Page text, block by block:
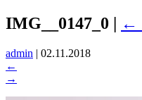
IMG__0147_0 | ←
admin | 02.11.2018
←
→